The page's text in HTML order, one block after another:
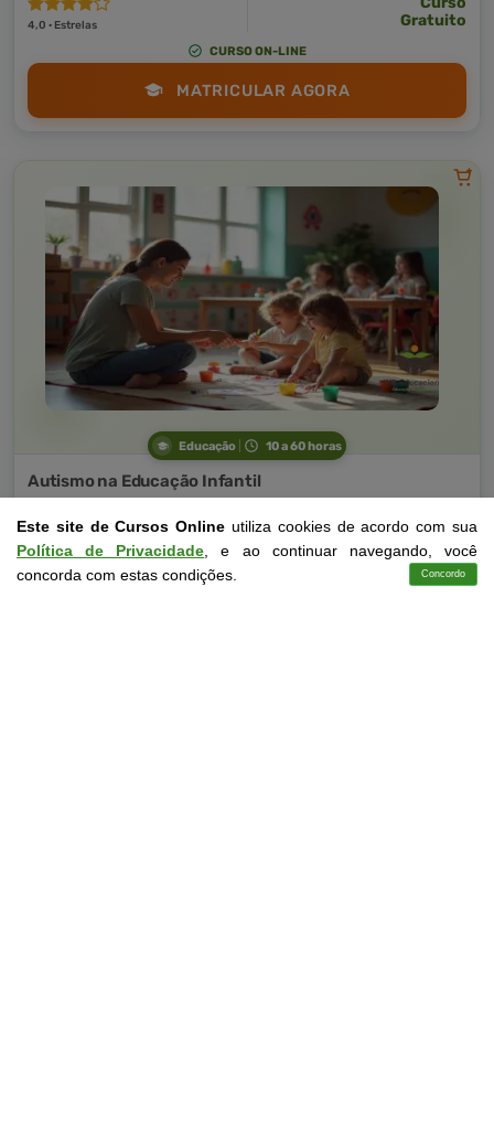
4,0 · Estrelas
Gratuito
CURSO ON-LINE
MATRICULAR AGORA
Educação 10 a 60 horas
Autismo na Educação Infantil
Curso Livre
4,0 · Estrelas
Curso
Gratuito
Este site de Cursos Online utiliza cookies de acordo com sua
Política de Privacidade , e ao continuar navegando, você
concorda com estas condições.
Concordo
Contato Cursos Login